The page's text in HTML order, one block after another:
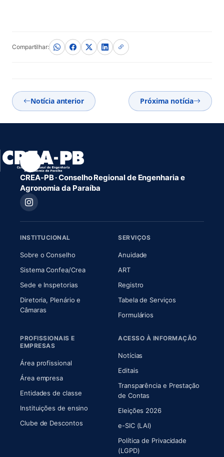
Compartilhar:
Notícia anterior Próxima notícia
CREA-PB · Conselho Regional de Engenharia e
Agronomia da Paraíba
INSTITUCIONAL
Sobre o Conselho(abre em nova aba)
Sistema Confea/Crea(abre em nova aba)
Sede e Inspetorias
Diretoria, Plenário e
Câmaras(abre em nova aba)
SERVIÇOS
Anuidade
ART(abre em nova aba)
Registro
Tabela de Serviços
Formulários
PROFISSIONAIS E
EMPRESAS
Área profissional
Área empresa
Entidades de classe
Instituições de ensino
Clube de Descontos
ACESSO À INFORMAÇÃO
Notícias
Editais
Transparência e Prestação
de Contas
Eleições 2026
e-SIC (LAI)
Política de Privacidade
(LGPD)